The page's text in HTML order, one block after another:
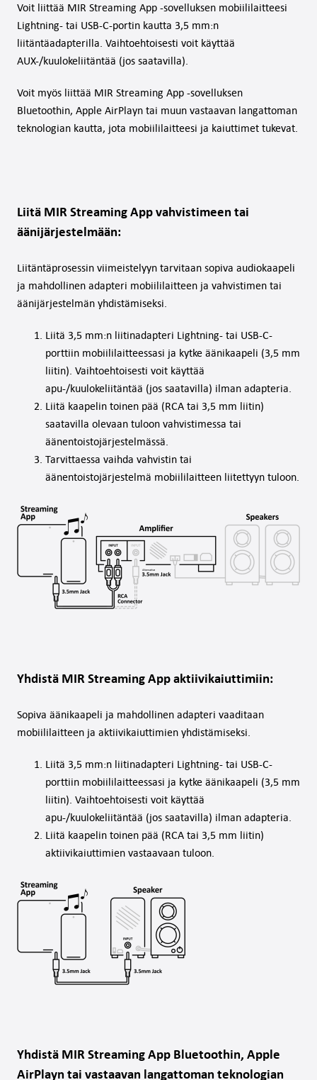
Voit liittää MIR Streaming App -sovelluksen mobiililaitteesi
Lightning- tai USB-C-portin kautta 3,5 mm:n
liitäntäadapterilla. Vaihtoehtoisesti voit käyttää
AUX-/kuulokeliitäntää (jos saatavilla).
Voit myös liittää MIR Streaming App -sovelluksen
Bluetoothin, Apple AirPlayn tai muun vastaavan langattoman
teknologian kautta, jota mobiililaitteesi ja kaiuttimet tukevat.
Liitä MIR Streaming App vahvistimeen tai
äänijärjestelmään:
Liitäntäprosessin viimeistelyyn tarvitaan sopiva audiokaapeli
ja mahdollinen adapteri mobiililaitteen ja vahvistimen tai
äänijärjestelmän yhdistämiseksi.
Liitä 3,5 mm:n liitinadapteri Lightning- tai USB-C-
porttiin mobiililaitteessasi ja kytke äänikaapeli (3,5 mm
liitin). Vaihtoehtoisesti voit käyttää
apu-/kuulokeliitäntää (jos saatavilla) ilman adapteria.
Liitä kaapelin toinen pää (RCA tai 3,5 mm liitin)
saatavilla olevaan tuloon vahvistimessa tai
äänentoistojärjestelmässä.
Tarvittaessa vaihda vahvistin tai
äänentoistojärjestelmä mobiililaitteen liitettyyn tuloon.
Yhdistä MIR Streaming App aktiivikaiuttimiin:
Sopiva äänikaapeli ja mahdollinen adapteri vaaditaan
mobiililaitteen ja aktiivikaiuttimien yhdistämiseksi.
Liitä 3,5 mm:n liitinadapteri Lightning- tai USB-C-
porttiin mobiililaitteessasi ja kytke äänikaapeli (3,5 mm
liitin). Vaihtoehtoisesti voit käyttää
apu-/kuulokeliitäntää (jos saatavilla) ilman adapteria.
Liitä kaapelin toinen pää (RCA tai 3,5 mm liitin)
aktiivikaiuttimien vastaavaan tuloon.
Yhdistä MIR Streaming App Bluetoothin, Apple
AirPlayn tai vastaavan langattoman teknologian